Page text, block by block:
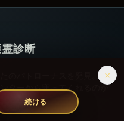
続ける
×
診断
のパトローナスを発見。ど
ターから守ってくれるのか